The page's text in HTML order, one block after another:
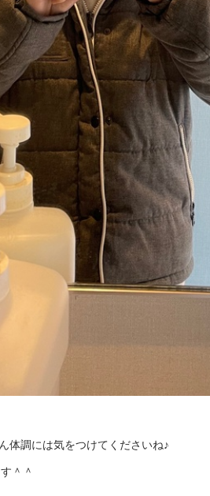
体調には気をつけてくださいね♪
＾＾